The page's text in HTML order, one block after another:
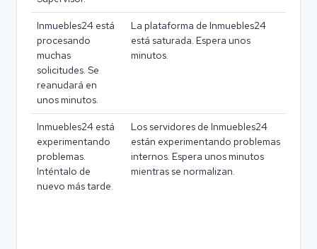
Inmuebles24 está
procesando
muchas
solicitudes. Se
reanudará en
unos minutos.
La plataforma de Inmuebles24
está saturada. Espera unos
minutos.
Inmuebles24 está
experimentando
problemas.
Inténtalo de
nuevo más tarde.
Los servidores de Inmuebles24
están experimentando problemas
internos. Espera unos minutos
mientras se normalizan.